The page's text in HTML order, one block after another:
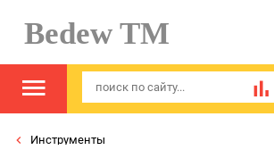
Bedew TM
Инструменты